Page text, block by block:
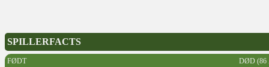
SPILLERFACTS
FØDT DØD (86